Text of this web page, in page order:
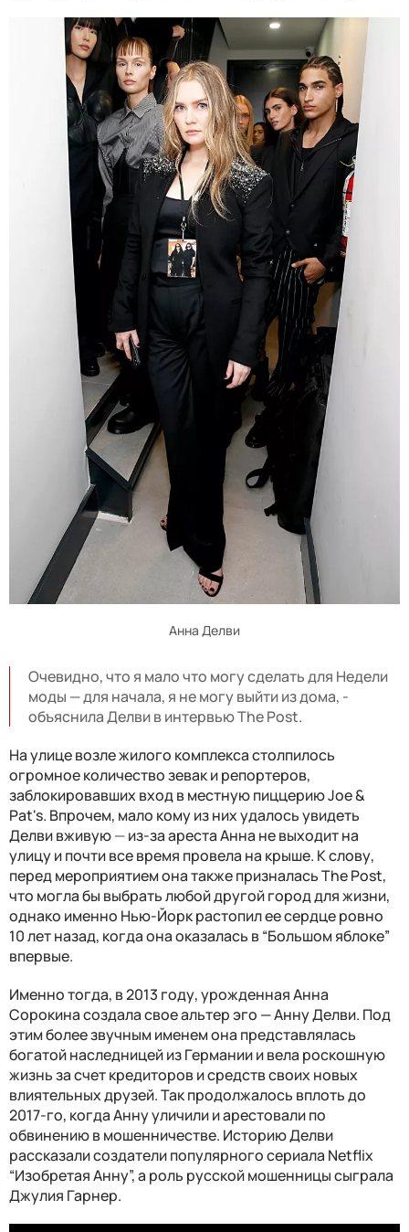
Анна Делви
Очевидно, что я мало что могу сделать для Недели
моды — для начала, я не могу выйти из дома, -
объяснила Делви в интервью The Post.
На улице возле жилого комплекса столпилось
огромное количество зевак и репортеров,
заблокировавших вход в местную пиццерию Joe &
Pat's. Впрочем, мало кому из них удалось увидеть
Делви вживую—из-за ареста Анна не выходит на
улицу и почти все время провела на крыше. К слову,
перед мероприятием она также призналась The Post,
что могла бы выбрать любой другой город для жизни,
однако именно Нью-Йорк растопил ее сердце ровно
10 лет назад, когда она оказалась в “Большом яблоке”
впервые.
Именно тогда, в 2013 году, урожденная Анна
Сорокина создала свое альтер эго — Анну Делви. Под
этим более звучным именем она представлялась
богатой наследницей из Германии и вела роскошную
жизнь за счет кредиторов и средств своих новых
влиятельных друзей. Так продолжалось вплоть до
2017-го, когда Анну уличили и арестовали по
обвинению в мошенничестве. Историю Делви
рассказали создатели популярного сериала Netflix
“Изобретая Анну”, а роль русской мошенницы сыграла
Джулия Гарнер.